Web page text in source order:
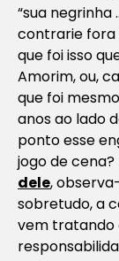
“sua
contrarie fora
que foi isso
Amorim, ou,
que foi
anos ao lado
ponto esse
jogo de
dele,
sobretudo, a
vem tratando